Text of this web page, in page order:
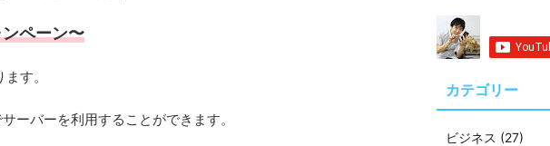
ペーン〜
す。
ーバーを利用することができます。
カテゴリー
ビジネス (27)